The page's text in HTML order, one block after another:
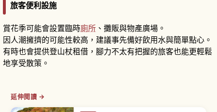
旅客便利設施
賞花季可能會設置臨時廁所 、攤販與物產廣場。
因人潮擁擠的可能性較高，建議事先備好飲用水與簡單點心。
有時也會提供登山杖租借，腳力不太有把握的旅客也能更輕鬆
地享受散策。
延伸閱讀 →